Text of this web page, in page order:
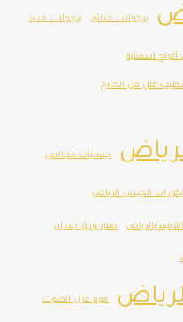
برجولات حدائق برجولات حديد
ألواح اسمنتية
فلل من الخارج
جبسيات مجالس
الجبس الرياض
بالرياض صور ورق جدران
فوم عزل الصوت